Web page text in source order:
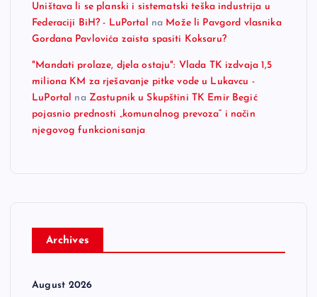
Uništava li se planski i sistematski teška industrija u
Federaciji BiH? - LuPortal
na Može li Pavgord vlasnika
Gordana Pavlovića zaista spasiti Koksaru?
"Mandati prolaze, djela ostaju": Vlada TK izdvaja 1,5
miliona KM za rješavanje pitke vode u Lukavcu -
LuPortal na Zastupnik u Skupštini TK Emir Begić
pojasnio prednosti „komunalnog prevoza“ i način
njegovog funkcionisanja
Archives
August 2026